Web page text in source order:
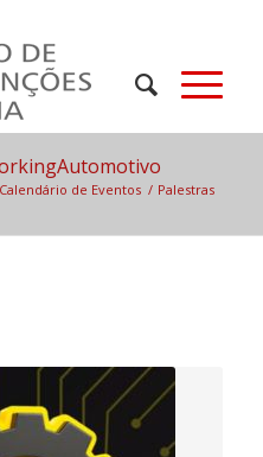
Calendário de Eventos / Palestras